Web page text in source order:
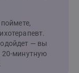
— вы
20-минутную